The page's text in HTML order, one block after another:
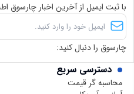
دسترسی سریع
محاسبه گر قیمت
با ثبت ایمیل از آخرین اخبار چارسوق
چارسوق را دنبال کنید: